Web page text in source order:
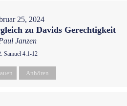
25, 2024
zu Davids Gerechtigkeit
Janzen
Samuel 4:1-12
Anhören